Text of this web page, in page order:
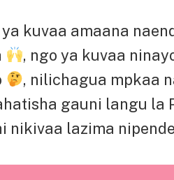
kuvaa amaana
, ngo ya kuvaa
, nilichagua mpkaa
gauni langu la
nikivaa lazima